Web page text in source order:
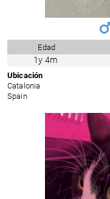
Edad
1y 4m
Ubicación
Catalonia
Spain